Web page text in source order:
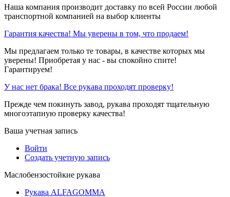
Наша компания производит доставку по всей России любой
транспортной компанией на выбор клиенты
Гарантия качества! Мы уверены в том, что продаем!
Мы предлагаем только те товары, в качестве которых мы
уверены! Приобретая у нас - вы спокойно спите!
Гарантируем!
У нас нет брака! Все рукава проходят проверку!
Прежде чем покинуть завод, рукава проходят тщательную
многоэтапную проверку качества!
Ваша учетная запись
Войти
Создать учетную запись
Маслобензостойкие рукава
Рукава ALFAGOMMA